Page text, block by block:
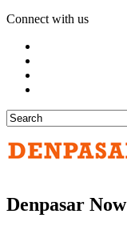
Connect with us
Denpasar Now